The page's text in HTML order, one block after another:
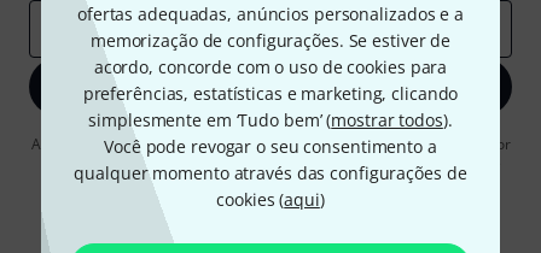
ofertas adequadas, anúncios personalizados e a
memorização de configurações. Se estiver de
acordo, concorde com o uso de cookies para
preferências, estatísticas e marketing, clicando
simplesmente em ‘Tudo bem’ (mostrar todos).
Você pode revogar o seu consentimento a
qualquer momento através das configurações de
cookies (aqui)
Endereço de e-mail*
Inscreva-se agora
Ao clicar em "Inscreva-se agora", concordo em receber publicidade por
e-mail. Posso cancelar a assinatura a qualquer momento. Você pode
encontrar mais informações sobre a newsletter na nossadiretriz de
proteção de dados
* Requeridos